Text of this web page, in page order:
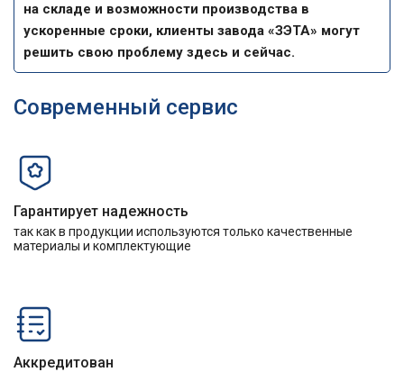
на складе и возможности производства в
ускоренные сроки, клиенты завода «ЗЭТА» могут
решить свою проблему здесь и сейчас.
Современный сервис
Гарантирует надежность
так как в продукции используются только качественные
материалы и комплектующие
Аккредитован